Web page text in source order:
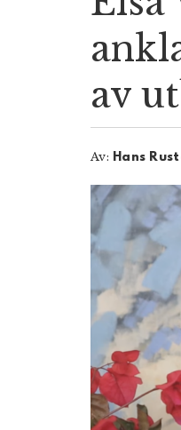
av
Av: Hans